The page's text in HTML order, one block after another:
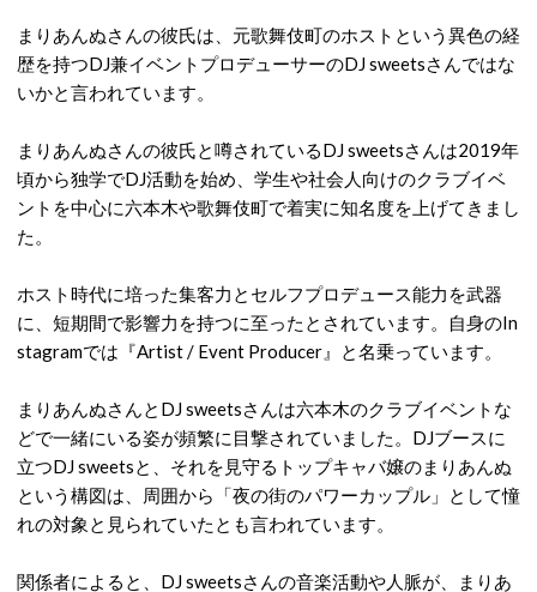
まりあんぬさんの彼氏は、元歌舞伎町のホストという異色の経
歴を持つDJ兼イベントプロデューサーのDJ sweetsさんではな
いかと言われています。
まりあんぬさんの彼氏と噂されているDJ sweetsさんは2019年
頃から独学でDJ活動を始め、学生や社会人向けのクラブイベ
ントを中心に六本木や歌舞伎町で着実に知名度を上げてきまし
た。
ホスト時代に培った集客力とセルフプロデュース能力を武器
に、短期間で影響力を持つに至ったとされています。
自身のIn
stagramでは『Artist / Event Producer』と名乗っています。
まりあんぬさんとDJ sweetsさんは六本木のクラブイベントな
どで一緒にいる姿が頻繁に目撃されていました。 DJブースに
立つDJ sweetsと、それを見守るトップキャバ嬢のまりあんぬ
という構図は、周囲から「夜の街のパワーカップル」として憧
れの対象と見られていたとも言われています。
関係者によると、DJ sweetsさんの音楽活動や人脈が、まりあ